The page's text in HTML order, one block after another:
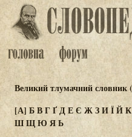
Великий тлумачний словник
[А] БВГҐДЕЄ ЖЗИЇЙК
ШЩЮЯЬ